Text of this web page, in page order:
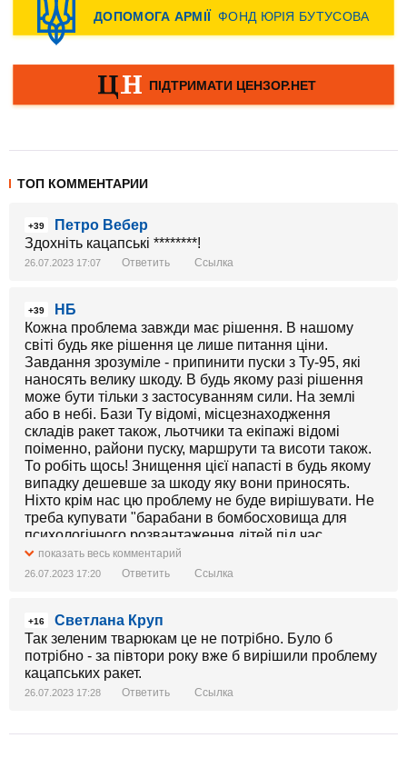
ТОП КОММЕНТАРИИ
+39
Петро Вебер
Здохніть кацапські ********!
26.07.2023 17:07 Ответить Ссылка
+39
НБ
Кожна проблема завжди має рішення. В нашому
світі будь яке рішення це лише питання ціни.
Завдання зрозуміле - припинити пуски з Ту-95, які
наносять велику шкоду. В будь якому разі рішення
може бути тільки з застосуванням сили. На землі
або в небі. Бази Ту відомі, місцезнаходження
складів ракет також, льотчики та екіпажі відомі
поіменно, райони пуску, маршрути та висоти також.
То робіть щось! Знищення цієї напасті в будь якому
випадку дешевше за шкоду яку вони приносять.
Ніхто крім нас цю проблему не буде вирішувати. Не
треба купувати "барабани в бомбосховища для
психологічного розвантаження дітей під час
бомбових ударів"! "Зелені тварі", заплатіть за
військове рішення і стратегічна авіація **********
показать весь комментарий
26.07.2023 17:20 Ответить Ссылка
+16
Светлана Круп
Так зеленим тварюкам це не потрібно. Було б
потрібно - за півтори року вже б вирішили проблему
кацапських ракет.
26.07.2023 17:28 Ответить Ссылка